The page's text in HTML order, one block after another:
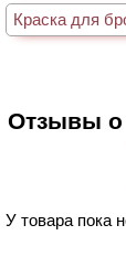
Краска для
Отзывы о
У товара пока